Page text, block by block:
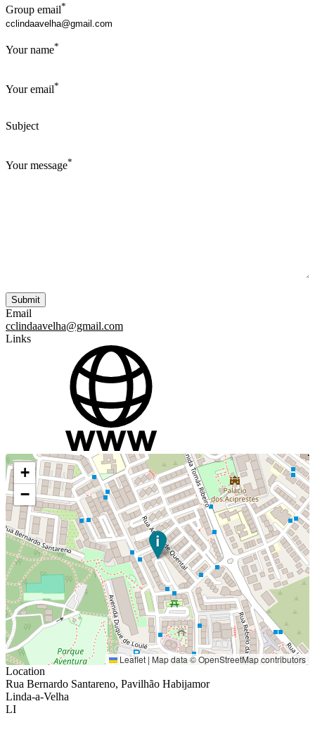
Group email*
Your name*
Your email*
Subject
Your message*
Email
cclindaavelha@gmail.com
Links
+
−
Leaflet | Map data ©OpenStreetMapcontributors
Location
Rua Bernardo Santareno, Pavilhão Habijamor
Linda-a-Velha
LI